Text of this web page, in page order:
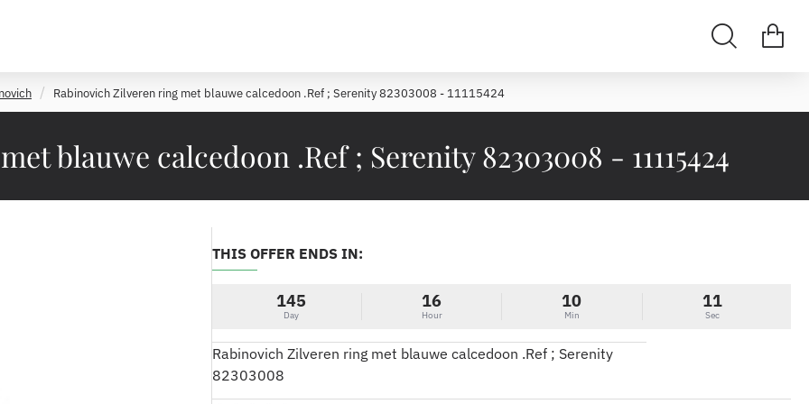
blauwe calcedoon .Ref ; Serenity 82303008 - 11115424
Rabinovich Zilveren ring met blauwe calcedoon .Ref ; Serenity 82303008 - 11115424
Rabinovich Zilveren ring met blauwe calcedoon .Ref ; Serenity
82303008
THIS OFFER ENDS IN:
145
Day
16
Hour
10
Min
11
Sec